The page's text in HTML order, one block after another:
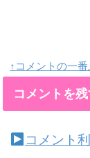
↑コメントの一
コメントを
コメント